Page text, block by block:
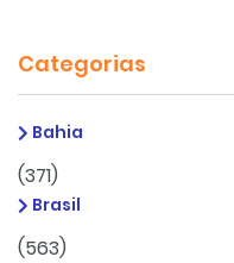
Categorias
Bahia
(371)
Brasil
(563)